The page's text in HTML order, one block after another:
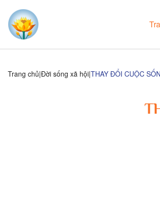
Trang chủ Đời sống xã hội THAY ĐỔI CUỘC